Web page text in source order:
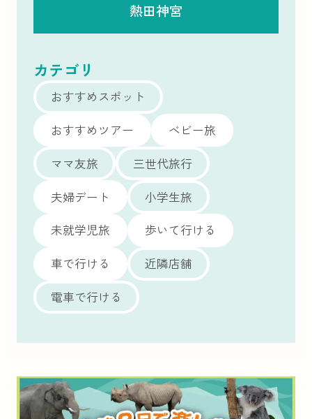
熱田神宮
カテゴリ
おすすめスポット
おすすめツアー
ベビー旅
ママ友旅
三世代旅行
夫婦デート
小学生旅
未就学児旅
歩いて行ける
車で行ける
近隣店舗
電車で行ける